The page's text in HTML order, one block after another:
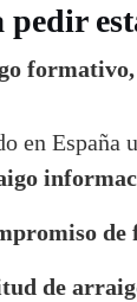
pedir
formativo,
en
de
de